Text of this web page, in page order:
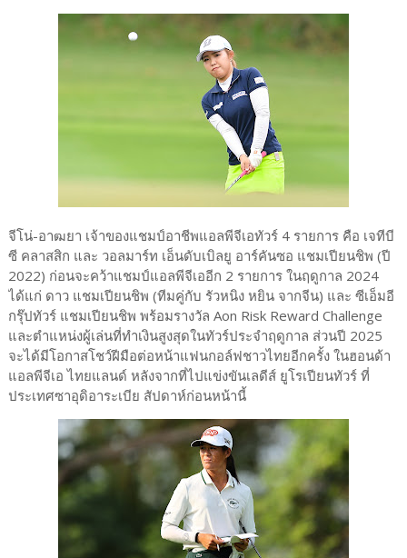
จีโน่-อาฒยา เจ้าของแชมป์อาชีพแอลพีจีเอทัวร์ 4 รายการ คือ เจทีบี
ซี คลาสสิก และ วอลมาร์ท เอ็นดับเบิลยู อาร์คันซอ แชมเปียนชิพ (ปี
2022) ก่อนจะคว้าแชมป์แอลพีจีเออีก 2 รายการ ในฤดูกาล 2024
ได้แก่ ดาว แชมเปียนชิพ (ทีมคู่กับ รัวหนิง หยิน จากจีน) และ ซีเอ็มอี
กรุ๊ปทัวร์ แชมเปียนชิพ พร้อมรางวัล Aon Risk Reward Challenge
และตำแหน่งผู้เล่นที่ทำเงินสูงสุดในทัวร์ประจำฤดูกาล ส่วนปี 2025
จะได้มีโอกาสโชว์ฝีมือต่อหน้าแฟนกอล์ฟชาวไทยอีกครั้ง ในฮอนด้า
แอลพีจีเอ ไทยแลนด์ หลังจากที่ไปแข่งขันเลดีส์ ยูโรเปียนทัวร์ ที่
ประเทศซาอุดิอาระเบีย สัปดาห์ก่อนหน้านี้